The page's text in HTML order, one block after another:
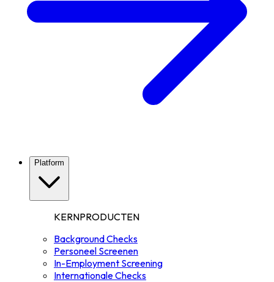
Platform
KERNPRODUCTEN
Background Checks
Personeel Screenen
In-Employment Screening
Internationale Checks